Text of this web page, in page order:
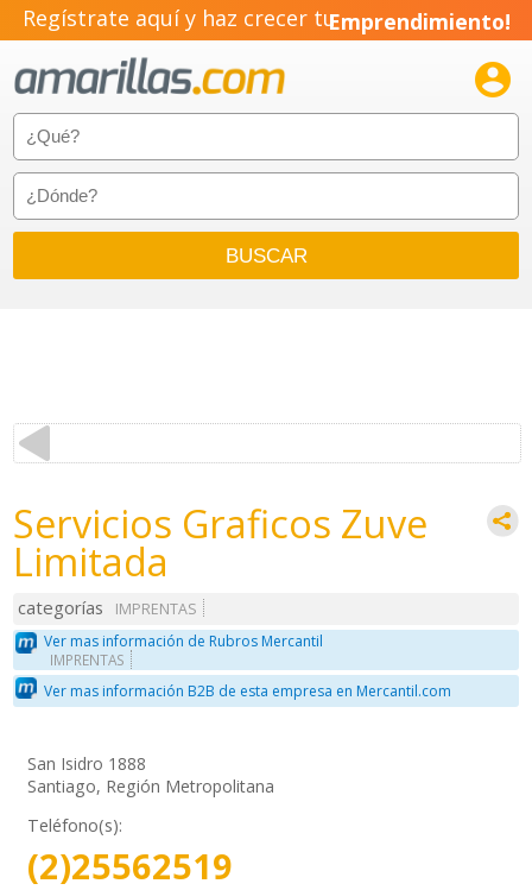
Regístrate aquí y haz crecer tuEmprendimiento!

Servicios Graficos Zuve
Limitada
categorías
IMPRENTAS
Ver mas información de Rubros Mercantil
IMPRENTAS
Ver mas información B2B de esta empresa en Mercantil.com
San Isidro 1888
Santiago, Región Metropolitana
Teléfono(s):
(2)25562519